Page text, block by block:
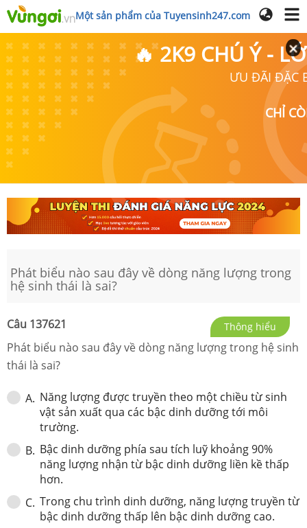
Một sản phẩm của Tuyensinh247.com
🔥 2K9 CHÚ Ý -
ƯU ĐÃI ĐẶC
CHỈ
Phát biểu nào sau đây về dòng năng lượng trong
hệ sinh thái là sai?
Câu 137621 Thông hiểu
Phát biểu nào sau đây về dòng năng lượng trong hệ sinh
thái là sai?
A. Năng lượng được truyền theo một chiều từ sinh
vật sản xuất qua các bậc dinh dưỡng tới môi
trường.
B. Bậc dinh dưỡng phía sau tích luỹ khoảng 90%
năng lượng nhận từ bậc dinh dưỡng liền kề thấp
hơn.
C. Trong chu trình dinh dưỡng, năng lượng truyền từ
bậc dinh dưỡng thấp lên bậc dinh dưỡng cao.